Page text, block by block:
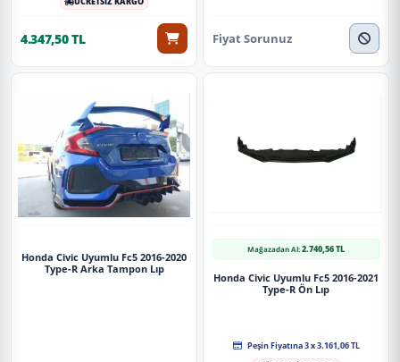
4.347,50 TL Fiyat Sorunuz
Honda Civic Uyumlu Fc5 2016-2020
Type-R Arka Tampon Lıp
Mağazadan Al:2.740,56 TL
Honda Civic Uyumlu Fc5 2016-2021
Type-R Ön Lıp
Peşin Fiyatına 3 x 3.161,06 TL